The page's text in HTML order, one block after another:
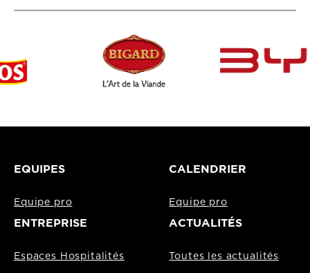
EQUIPES
Equipe pro
CALENDRIER
Equipe pro
ENTREPRISE
Espaces Hospitalités
ACTUALITÉS
Toutes les actualités